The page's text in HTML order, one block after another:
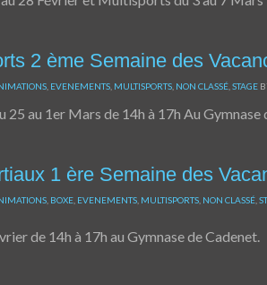
2 ème Semaine des
EVENEMENTS MULTISPORTS NON CLASSÉ STAGE
au 1er Mars de 14h à 17h Au Gymnase
1 ère Semaine des
BOXE EVENEMENTS MULTISPORTS NON CLASSÉ
de 14h à 17h au Gymnase de Cadenet.